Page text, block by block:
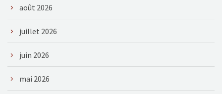
août 2026
juillet 2026
juin 2026
mai 2026